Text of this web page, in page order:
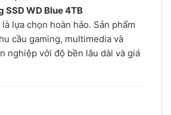
SSD WD Blue 4TB
là lựa chọn hoàn hảo. Sản phẩm
cầu gaming, multimedia và
nghiệp với độ bền lâu dài và giá